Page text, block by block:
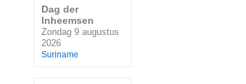
Dag der
Inheemsen
Zondag 9 augustus
2026
Suriname